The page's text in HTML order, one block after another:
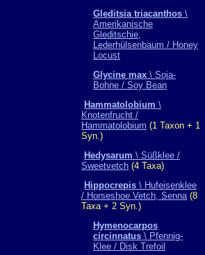
Gleditsia triacanthos \
Amerikanische
Gleditschie,
Lederhülsenbaum / Honey
Locust
Glycine max \ Soja-
Bohne / Soy Bean
Hammatolobium \
Knotenfrucht /
Hammatolobium (1 Taxon + 1
Syn.)
Hedysarum \ Süßklee /
Sweetvetch (4 Taxa)
Hippocrepis \ Hufeisenklee
/ Horseshoe Vetch, Senna(8
Taxa + 2 Syn.)
Hymenocarpos
circinnatus \ Pfennig-
Klee / Disk Trefoil